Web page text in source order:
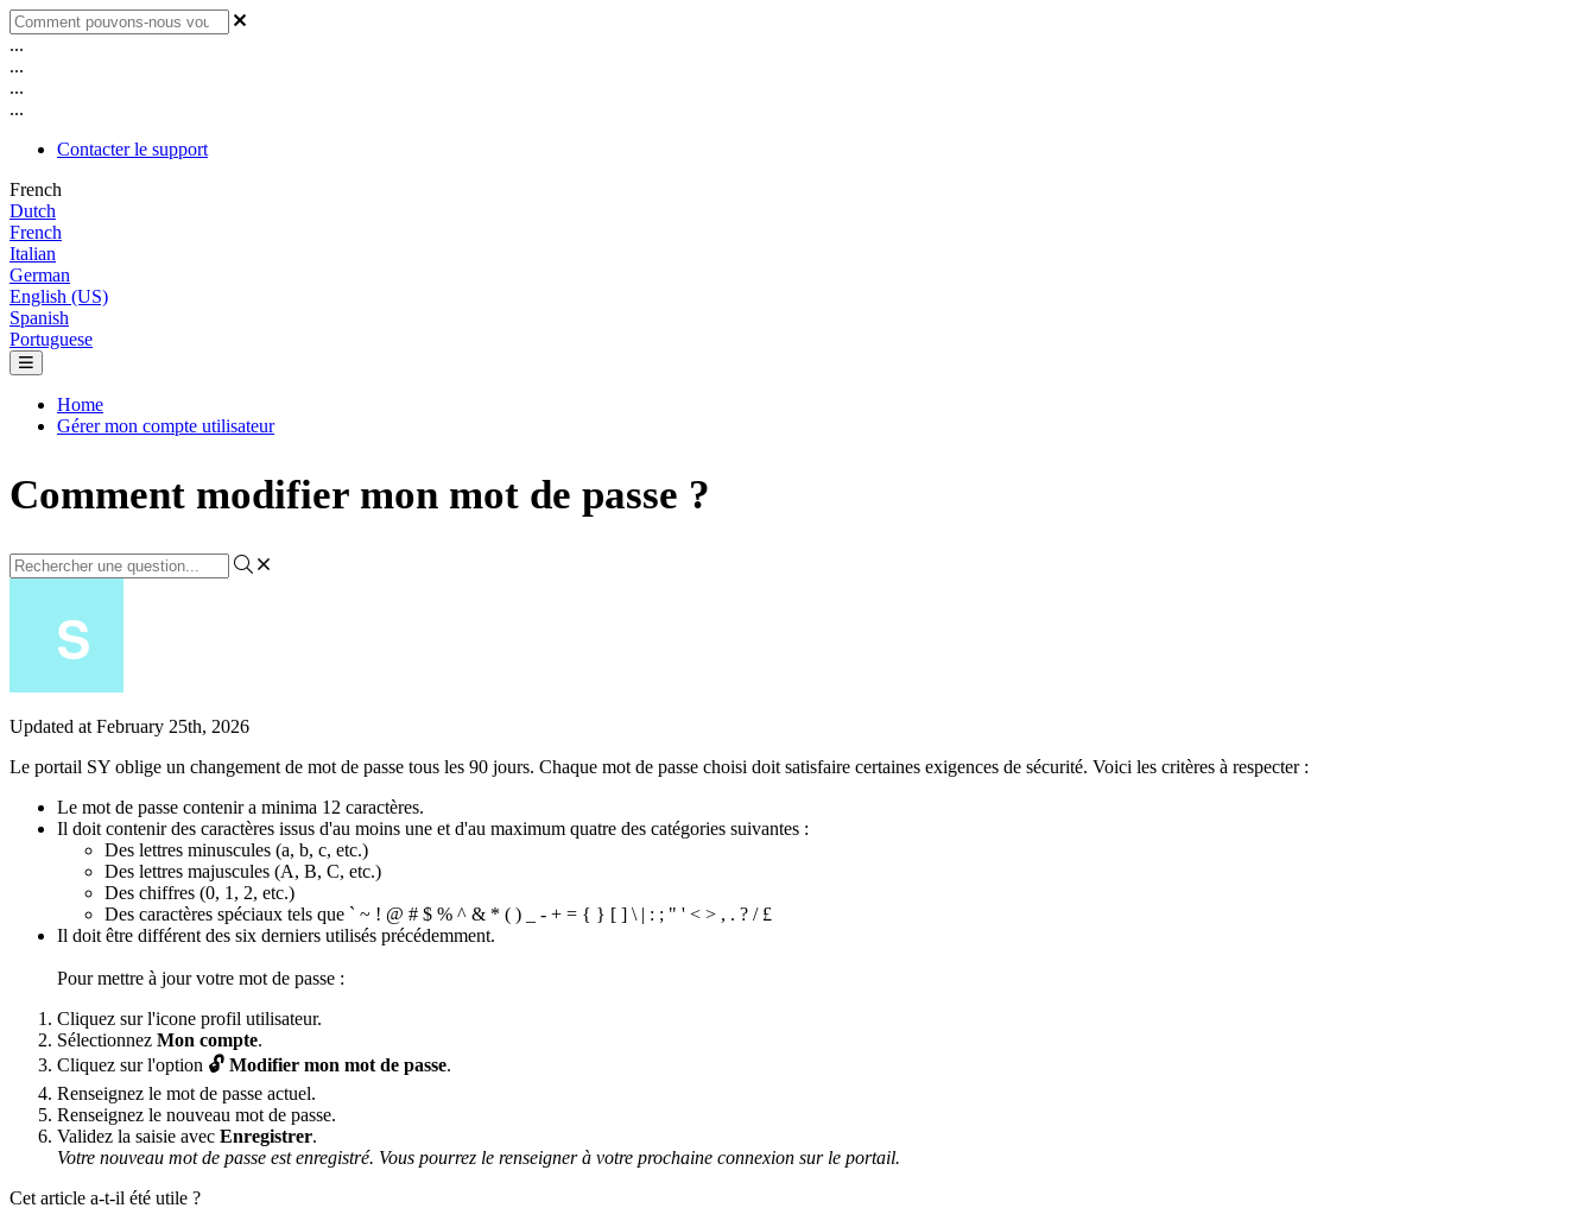
...
...
...
...
Contacter le support
French
Dutch
French
Italian
German
English (US)
Spanish
Portuguese
Home
Gérer mon compte utilisateur
Comment modifier mon mot de passe ?
Updated at February 25th, 2026
Le portail SY oblige un changement de mot de passe tous les 90 jours. Chaque mot de passe choisi doit satisfaire certaines exigences de sécurité. Voici les critères à respecter :
Le mot de passe contenir a minima 12 caractères.
Il doit contenir des caractères issus d'au moins une et d'au maximum quatre des catégories suivantes :
Des lettres minuscules (a, b, c, etc.)
Des lettres majuscules (A, B, C, etc.)
Des chiffres (0, 1 , 2, etc.)
Des caractères spéciaux tels que ` ~ ! @ # $ % ^ & * ( ) - + = { } [ ] \ | : ; " ' < > , . ? / £
Il doit être différent des six derniers utilisés précédemment.
Pour mettre à jour votre mot de passe :
Cliquez sur l'icone profil utilisateur.
Sélectionnez Mon compte.
Cliquez sur l'option  Modifier mon mot de passe.
Renseignez le mot de passe actuel.
Renseignez le nouveau mot de passe.
Validez la saisie avec Enregistrer.
Votre nouveau mot de passe est enregistré. Vous pourrez le renseigner à votre prochaine connexion sur le portail.
Cet article a-t-il été utile ?